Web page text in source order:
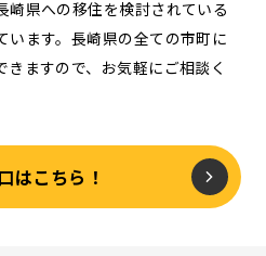
崎県への移住を検討されている
います。長崎県の全ての市町に
ますので、お気軽にご相談く
はこちら！